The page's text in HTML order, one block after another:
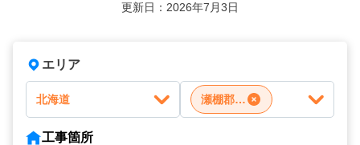
更新日：2026年7月3日
エリア
北海道 瀬棚郡今金町
工事箇所